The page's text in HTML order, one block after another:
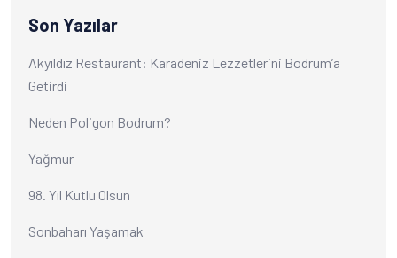
Son Yazılar
Akyıldız Restaurant: Karadeniz Lezzetlerini Bodrum’a
Getirdi
Neden Poligon Bodrum?
Yağmur
98. Yıl Kutlu Olsun
Sonbaharı Yaşamak